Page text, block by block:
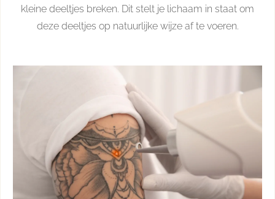
kleine deeltjes breken. Dit stelt je lichaam in staat om
deze deeltjes op natuurlijke wijze af te voeren.